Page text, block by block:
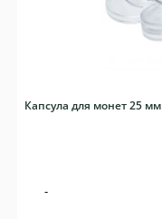
Капсула для монет 25 мм
-